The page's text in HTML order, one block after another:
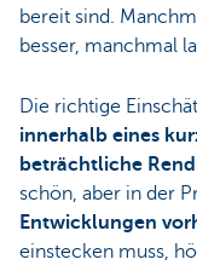
bereit sind.
besser, manchmal
Die richtige
innerhalb eines
beträchtliche
schön, aber in der
Entwicklungen
einstecken muss,